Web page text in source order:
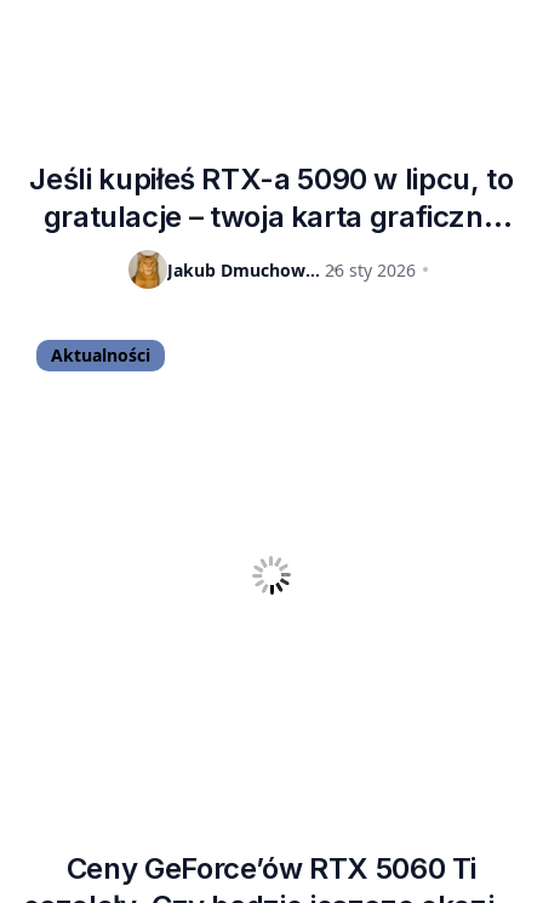
Jeśli kupiłeś RTX-a 5090 w lipcu, to
gratulacje – twoja karta graficzna
jest już warta nawet 55% więcej
Jakub Dmuchowski 26 sty 2026
Aktualności
Ceny GeForce’ów RTX 5060 Ti